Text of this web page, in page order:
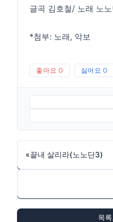
글곡 김호철/ 노래 노
*첨부: 노래, 악보
좋아요 0 싫어요 0
«끝내 살리라(노노단3)
목